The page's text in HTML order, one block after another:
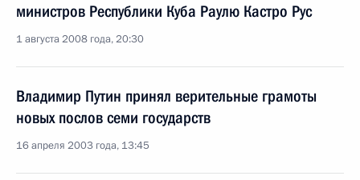
министров Республики Куба Раулю Кастро Рус
1 августа 2008 года, 20:30
Владимир Путин принял верительные грамоты
новых послов семи государств
16 апреля 2003 года, 13:45